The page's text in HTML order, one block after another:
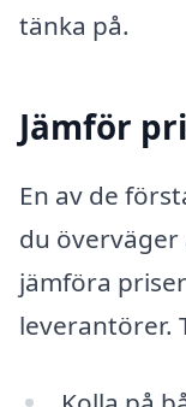
tänka på.
Jämför
En av de
du
jämföra
leverantörer.